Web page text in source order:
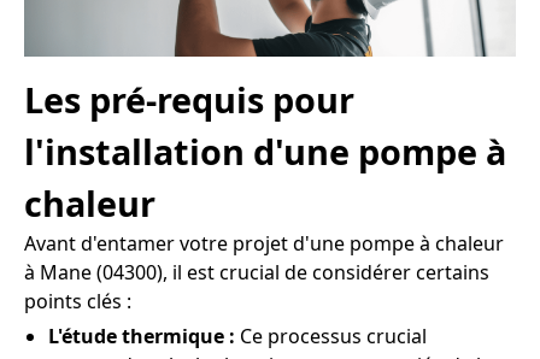
Les pré-requis pour
l'installation d'une pompe à
chaleur
Avant d'entamer votre projet d'une pompe à chaleur
à Mane (04300), il est crucial de considérer certains
points clés :
L'étude thermique : Ce processus crucial